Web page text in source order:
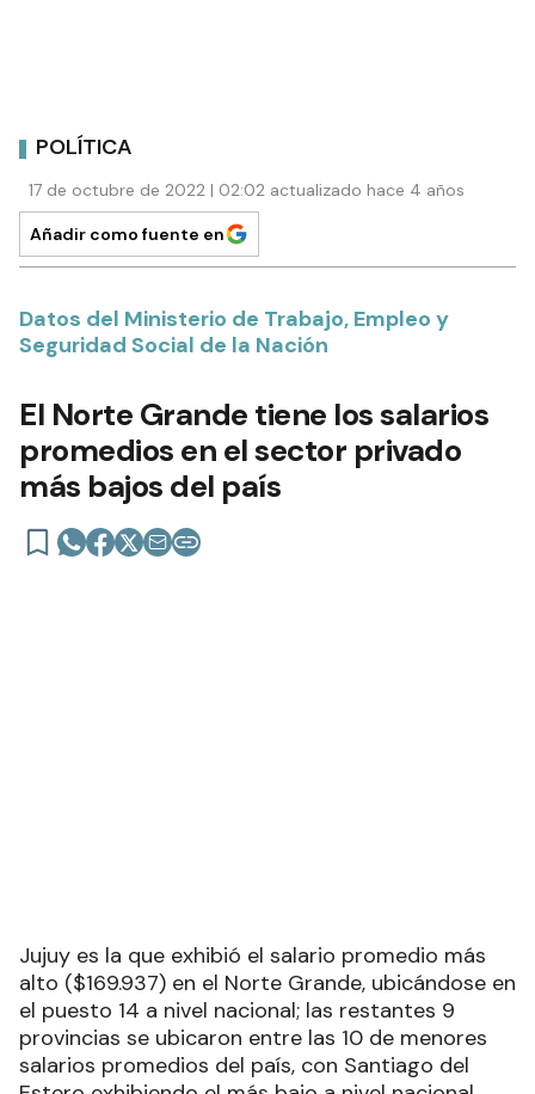
POLÍTICA
17 de octubre de 2022 | 02:02 actualizado hace 4 años
Añadir como fuente en
Datos del Ministerio de Trabajo, Empleo y
Seguridad Social de la Nación
El Norte Grande tiene los salarios
promedios en el sector privado
más bajos del país
Jujuy es la que exhibió el salario promedio más
alto ($169.937) en el Norte Grande, ubicándose en
el puesto 14 a nivel nacional; las restantes 9
provincias se ubicaron entre las 10 de menores
salarios promedios del país, con Santiago del